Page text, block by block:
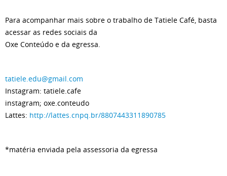
Para acompanhar mais sobre o trabalho de Tatiele Café, basta
acessar as redes sociais da
Oxe Conteúdo e da egressa.
tatiele.edu@gmail.com
Instagram: tatiele.cafe
instagram; oxe.conteudo
Lattes: http://lattes.cnpq.br/8807443311890785
*matéria enviada pela assessoria da egressa